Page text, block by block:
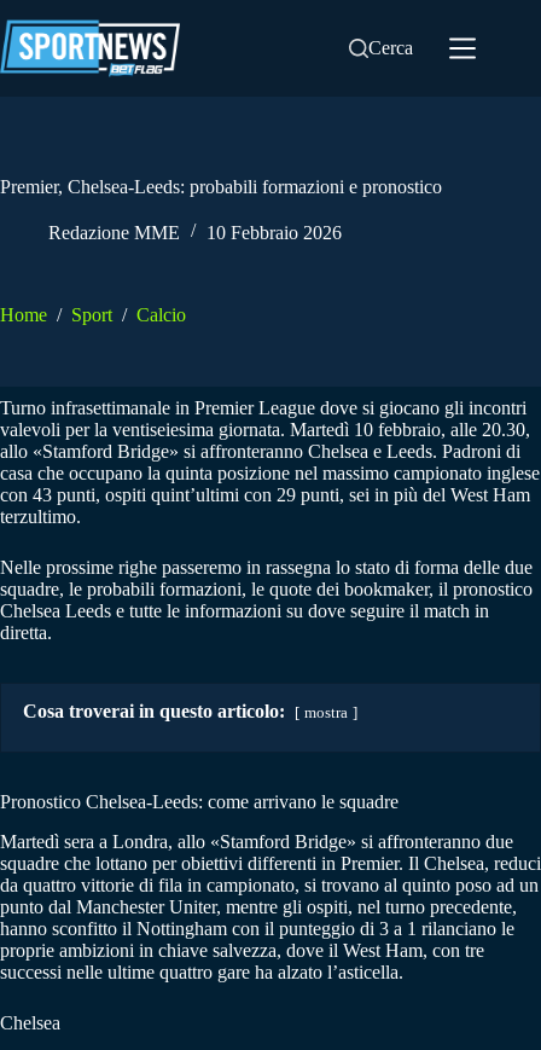
al
contenuto
Cerca
Premier, Chelsea-Leeds: probabili formazioni e pronostico
Redazione MME 10 Febbraio 2026
Home / Sport / Calcio
Turno infrasettimanale in Premier League dove si giocano gli incontri
valevoli per la ventiseiesima giornata. Martedì 10 febbraio, alle 20.30,
allo «Stamford Bridge» si affronteranno Chelsea e Leeds. Padroni di
casa che occupano la quinta posizione nel massimo campionato inglese
con 43 punti, ospiti quint’ultimi con 29 punti, sei in più del West Ham
terzultimo.
Nelle prossime righe passeremo in rassegna lo stato di forma delle due
squadre, le probabili formazioni, le quote dei bookmaker, il pronostico
Chelsea Leeds e tutte le informazioni su dove seguire il match in
diretta.
Cosa troverai in questo articolo: mostra
Pronostico Chelsea-Leeds: come arrivano le squadre
Martedì sera a Londra, allo «Stamford Bridge» si affronteranno due
squadre che lottano per obiettivi differenti in Premier. Il Chelsea, reduci
da quattro vittorie di fila in campionato, si trovano al quinto poso ad un
punto dal Manchester Uniter, mentre gli ospiti, nel turno precedente,
hanno sconfitto il Nottingham con il punteggio di 3 a 1 rilanciano le
proprie ambizioni in chiave salvezza, dove il West Ham, con tre
successi nelle ultime quattro gare ha alzato l’asticella.
Chelsea